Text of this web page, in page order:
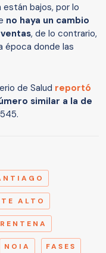
están bajos, por lo
no haya un cambio
, de lo contrario,
época donde las
de Salud reportó
similar a la de
ALTO
NOIA FASES